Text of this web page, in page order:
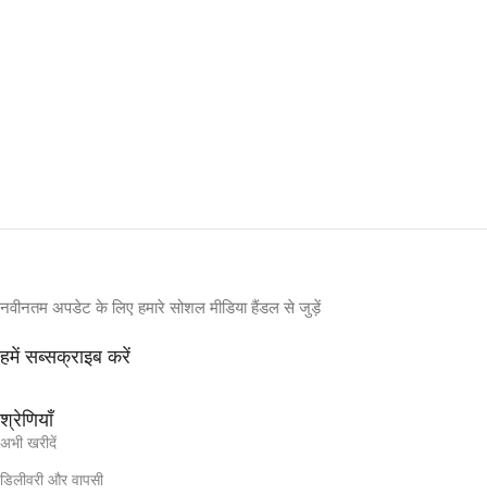
नवीनतम अपडेट के लिए हमारे सोशल मीडिया हैंडल से जुड़ें
हमें सब्सक्राइब करें
श्रेणियाँ
अभी खरीदें
डिलीवरी और वापसी